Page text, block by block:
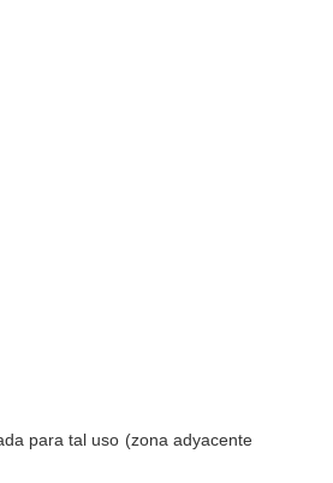
para tal uso (zona adyacente